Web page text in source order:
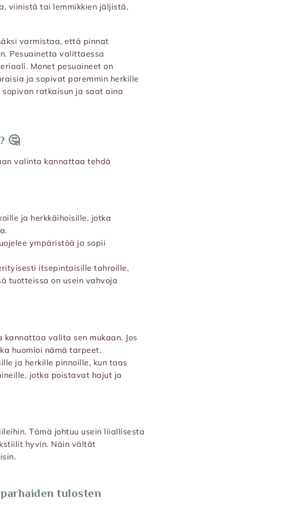
viinistä tai lemmikkien jäljistä,
varmistaa, että pinnat
Pesuainetta valittaessa
Monet pesuaineet on
ja sopivat paremmin herkille
ratkaisun ja saat aina
🤔
valinta kannattaa tehdä
ja herkkäihoisille, jotka
ympäristöä ja sopii
itsepintaisille tahroille,
tuotteissa on usein vahvoja
valita sen mukaan. Jos
huomioi nämä tarpeet.
ja herkille pinnoille, kun taas
jotka poistavat hajut ja
Tämä johtuu usein liiallisesta
hyvin. Näin vältät
tulosten